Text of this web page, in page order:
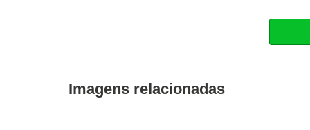
Imagens relacionadas